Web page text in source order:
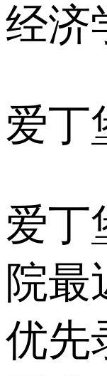
经济
爱丁
爱丁
院最
优先